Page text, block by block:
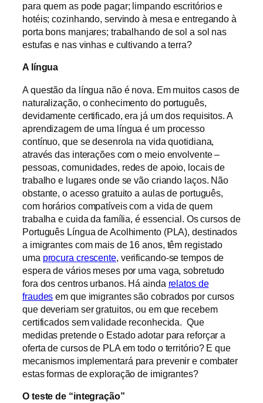
para quem as pode pagar; limpando escritórios e
hotéis; cozinhando, servindo à mesa e entregando à
porta bons manjares; trabalhando de sol a sol nas
estufas e nas vinhas e cultivando a terra?
A língua
A questão da língua não é nova. Em muitos casos de
naturalização, o conhecimento do português,
devidamente certificado, era já um dos requisitos. A
aprendizagem de uma língua é um processo
contínuo, que se desenrola na vida quotidiana,
através das interações com o meio envolvente –
pessoas, comunidades, redes de apoio, locais de
trabalho e lugares onde se vão criando laços. Não
obstante, o acesso gratuito a aulas de português,
com horários compatíveis com a vida de quem
trabalha e cuida da família, é essencial. Os cursos de
Português Língua de Acolhimento (PLA), destinados
a imigrantes com mais de 16 anos, têm registado
uma procura crescente, verificando-se tempos de
espera de vários meses por uma vaga, sobretudo
fora dos centros urbanos. Há ainda relatos de
fraudes em que imigrantes são cobrados por cursos
que deveriam ser gratuitos, ou em que recebem
certificados sem validade reconhecida. Que
medidas pretende o Estado adotar para reforçar a
oferta de cursos de PLA em todo o território? E que
mecanismos implementará para prevenir e combater
estas formas de exploração de imigrantes?
O teste de “integração”